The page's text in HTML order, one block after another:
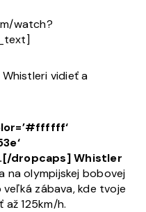
watch?
vidieť a
dropcaps]Whistler
na olympijskej bobovej
zábava, kde tvoje
125km/h.